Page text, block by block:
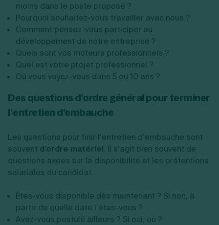
moins dans le poste proposé ?
Pourquoi souhaitez-vous travailler avec nous ?
Comment pensez-vous participer au
développement de notre entreprise ?
Quels sont vos moteurs professionnels ?
Quel est votre projet professionnel ?
Où vous voyez-vous dans 5 ou 10 ans ?
Des questions d'ordre général pour terminer
l’entretien d'embauche
Les questions pour finir l’entretien d’embauche sont
souvent d'ordre matériel. Il s’agit bien souvent de
questions axées sur la disponibilité et les prétentions
salariales du candidat :
Êtes-vous disponible dès maintenant ? Si non, à
partir de quelle date l’êtes-vous ?
Avez-vous postulé ailleurs ? Si oui, où ?